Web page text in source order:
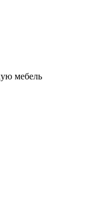
мебель